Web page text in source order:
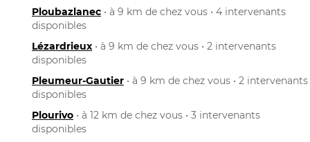
Ploubazlanec • à 9 km de chez vous • 4 intervenants
disponibles
Lézardrieux • à 9 km de chez vous • 2 intervenants
disponibles
Pleumeur-Gautier • à 9 km de chez vous • 2 intervenants
disponibles
Plourivo • à 12 km de chez vous • 3 intervenants
disponibles